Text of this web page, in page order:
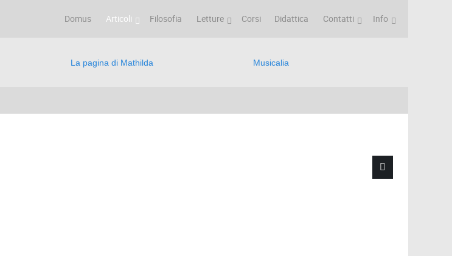
Domus Articoli Filosofia Letture Corsi Didattica Contatti Info
La pagina di Mathilda Musicalia